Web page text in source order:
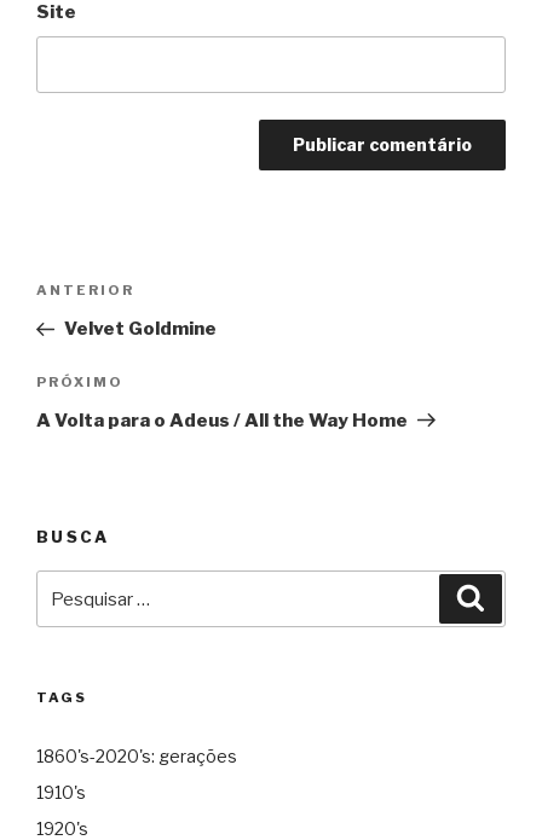
Site
Post
Anterior
ANTERIOR
Velvet Goldmine
Próximo
PRÓXIMO
A Volta para o Adeus / All the Way Home
BUSCA
por:
TAGS
1860's-2020's: gerações
1910's
1920's